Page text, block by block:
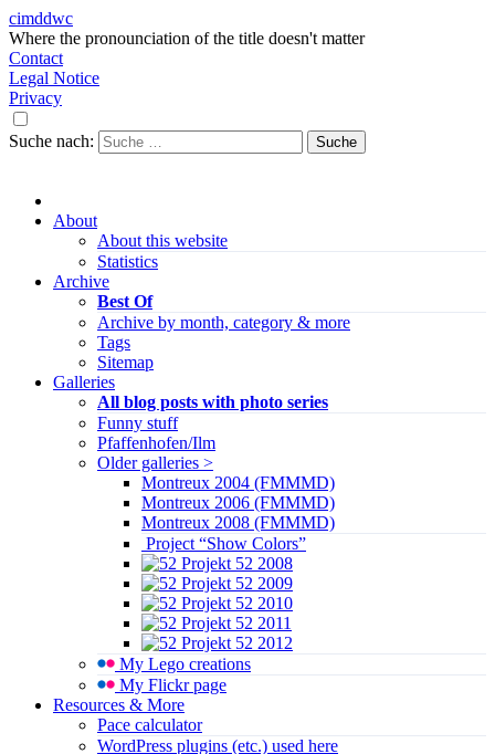
cimddwc
Where the pronounciation of the title doesn't matter
Contact
Legal Notice
Privacy
Suche nach:
About
About this website
Statistics
Archive
Best Of
Archive by month, category & more
Tags
Sitemap
Galleries
All blog posts with photo series
Funny stuff
Pfaffenhofen/Ilm
Older galleries >
Montreux 2004 (FMMMD)
Montreux 2006 (FMMMD)
Montreux 2008 (FMMMD)
Project “Show Colors”
Projekt 52 2008
Projekt 52 2009
Projekt 52 2010
Projekt 52 2011
Projekt 52 2012
My Lego creations
My Flickr page
Resources & More
Pace calculator
WordPress plugins (etc.) used here